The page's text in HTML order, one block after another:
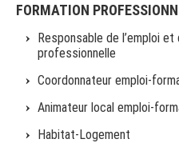
FORMATION
Responsable de l’emploi
professionnelle
Coordonnateur emploi-
Animateur local emploi-
Habitat-Logement